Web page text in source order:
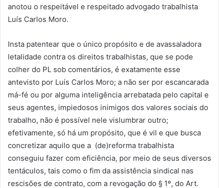
anotou o respeitável e respeitado advogado trabalhista
Luís Carlos Moro.
Insta patentear que o único propósito e de avassaladora
letalidade contra os direitos trabalhistas, que se pode
colher do PL sob comentários, é exatamente esse
antevisto por Luís Carlos Moro; a não ser por escancarada
má-fé ou por alguma inteligência arrebatada pelo capital e
seus agentes, impiedosos inimigos dos valores sociais do
trabalho, não é possível nele vislumbrar outro;
efetivamente, só há um propósito, que é vil e que busca
concretizar aquilo que a (de)reforma trabalhista
conseguiu fazer com eficiência, por meio de seus diversos
tentáculos, tais como o fim da assistência sindical nas
rescisões de contrato, com a revogação do § 1º, do Art.